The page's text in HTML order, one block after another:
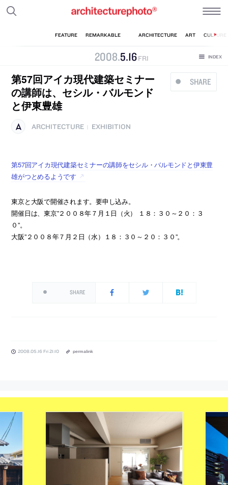
2008.5.16 FRI
SHARE
第57回アイカ現代建築セミナー
の講師は、セシル・バルモンド
と伊東豊雄
ARCHITECTURE EXHIBITION
第57回アイカ現代建築セミナーの講師をセシル・バルモンドと伊東豊
雄がつとめるようです
東京と大阪で開催されます。要申し込み。
開催日は、東京”２００８年７月１日（火） １８：３０～２０：３
０”。
大阪”２００８年７月２日（水）１８：３０～２０：３０”。
SHARE
2008.05.16 Fri 21:10 permalink